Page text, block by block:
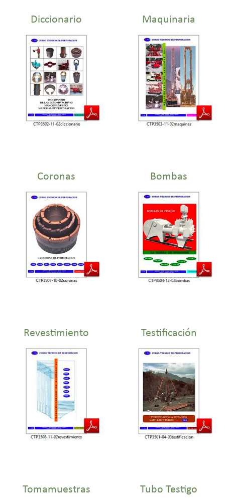
Diccionario Maquinaria
Coronas Bombas
Revestimiento Testificación
Tomamuestras Tubo Testigo